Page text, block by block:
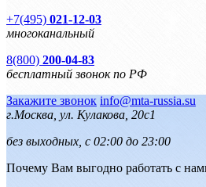
+7(495) 021-12-03
многоканальный
8(800) 200-04-83
бесплатный звонок по РФ
Закажите звонок info@mta-russia.su
г.Москва, ул. Кулакова, 20с1
без выходных, с 02:00 до 23:00
Почему Вам выгодно работать с